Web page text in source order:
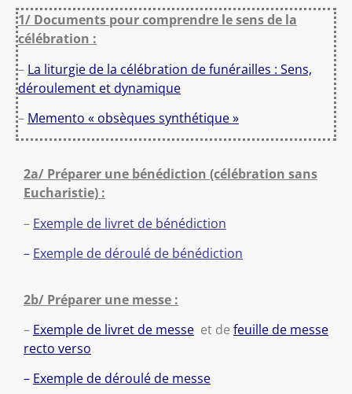
1/ Documents pour comprendre le sens de la
célébration :
– La liturgie de la célébration de funérailles : Sens,
déroulement et dynamique
– Memento « obsèques synthétique »
2a/ Préparer une bénédiction (célébration sans
Eucharistie) :
– Exemple de livret de bénédiction
– Exemple de déroulé de bénédiction
2b/ Préparer une messe :
– Exemple de livret de messe et de feuille de messe
recto verso
– Exemple de déroulé de messe